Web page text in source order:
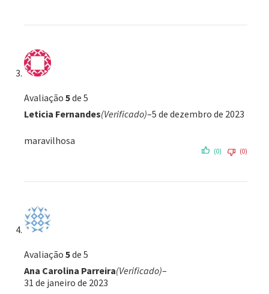
Avaliação 5de 5
Leticia Fernandes(Verificado)–5 de dezembro de 2023
maravilhosa
(0) (0)
Avaliação 5de 5
Ana Carolina Parreira(Verificado)–
31 de janeiro de 2023